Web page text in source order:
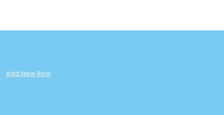
Add New Row